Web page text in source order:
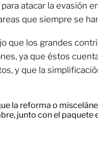
atacar la evasión
que siempre se
que los grandes
ya que éstos
y que la
la reforma o
junto con el paquete